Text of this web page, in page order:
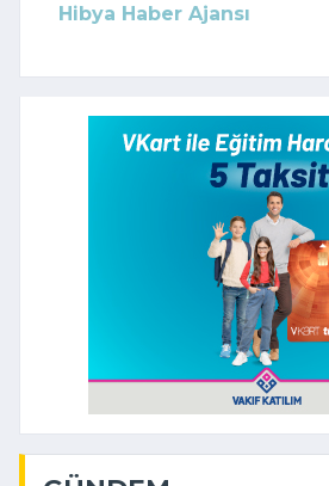
Hibya Haber Ajansı